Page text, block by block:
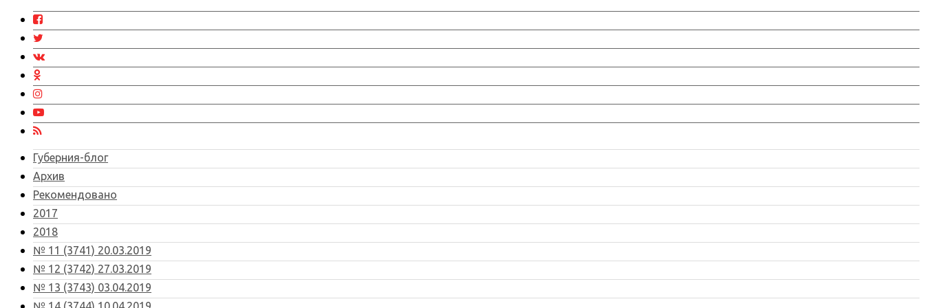
Губерния-блог
Архив
Рекомендовано
2017
2018
№ 11 (3741) 20.03.2019
№ 12 (3742) 27.03.2019
№ 13 (3743) 03.04.2019